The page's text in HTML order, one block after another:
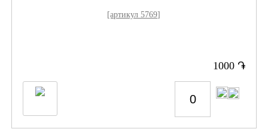
[артикул 5769]
1000 ֏